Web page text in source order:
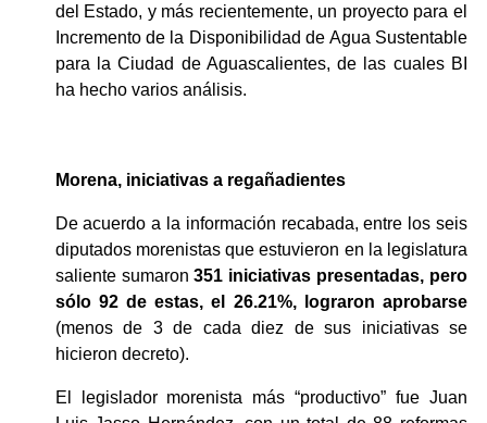
del Estado, y más recientemente, un proyecto para el
Incremento de la Disponibilidad de Agua Sustentable
para la Ciudad de Aguascalientes, de las cuales BI
ha hecho varios análisis.
Morena, iniciativas a regañadientes
De acuerdo a la información recabada, entre los seis
diputados morenistas que estuvieron en la legislatura
saliente sumaron 351 iniciativas presentadas, pero
sólo 92 de estas, el 26.21%, lograron aprobarse
(menos de 3 de cada diez de sus iniciativas se
hicieron decreto).
El legislador morenista más “productivo” fue Juan